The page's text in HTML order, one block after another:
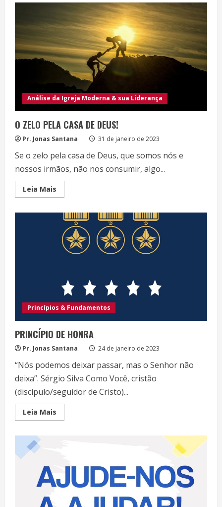
Análise da Igreja Moderna & sua Liderança
O ZELO PELA CASA DE DEUS!
Pr. Jonas Santana 31 de janeiro de 2023
Se o zelo pela casa de Deus, que somos nós e
nossos irmãos, não nos consumir, algo...
Leia Mais
more
ZELO
PELA
CASA
DE
DEUS!
Princípios & Fundamentos
PRINCÍPIO DE HONRA
Pr. Jonas Santana 24 de janeiro de 2023
“Nós podemos deixar passar, mas o Senhor não
deixa”. Sérgio Silva Como Você, cristão
(discípulo/seguidor de Cristo)...
Leia Mais
more